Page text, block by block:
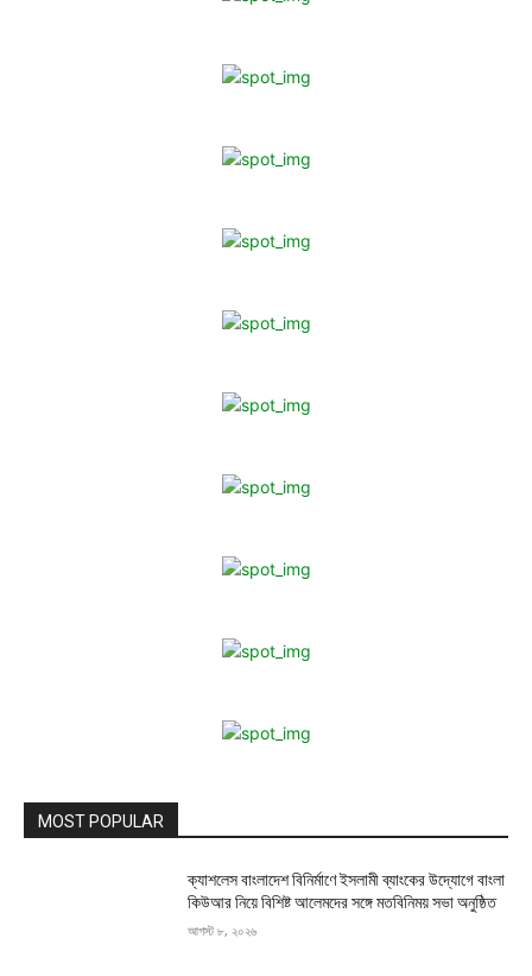
MOST POPULAR
ক্যাশলেস বাংলাদেশ বিনির্মাণে ইসলামী ব্যাংকের উদ্যোগে বাংলা
কিউআর নিয়ে বিশিষ্ট আলেমদের সঙ্গে মতবিনিময় সভা অনুষ্ঠিত
আগস্ট ৮, ২০২৬